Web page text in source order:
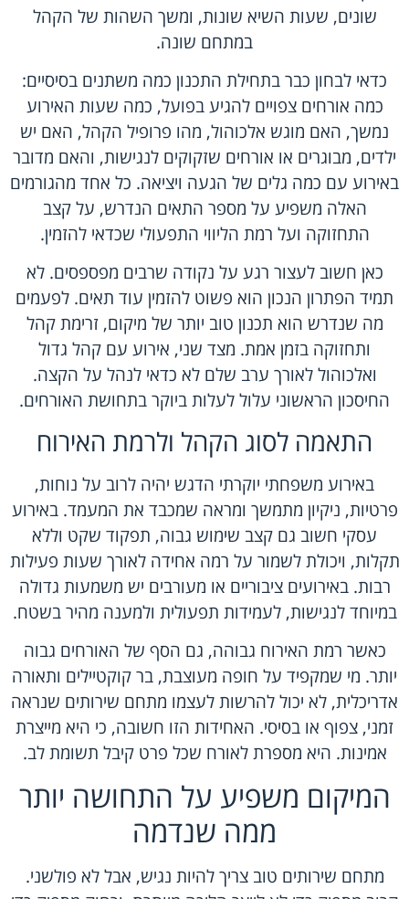
שונים, שעות השיא שונות, ומשך השהות של הקהל
במתחם שונה.
כדאי לבחון כבר בתחילת התכנון כמה משתנים בסיסיים:
כמה אורחים צפויים להגיע בפועל, כמה שעות האירוע
נמשך, האם מוגש אלכוהול, מהו פרופיל הקהל, האם יש
ילדים, מבוגרים או אורחים שזקוקים לנגישות, והאם מדובר
באירוע עם כמה גלים של הגעה ויציאה. כל אחד מהגורמים
האלה משפיע על מספר התאים הנדרש, על קצב
התחזוקה ועל רמת הליווי התפעולי שכדאי להזמין.
כאן חשוב לעצור רגע על נקודה שרבים מפספסים. לא
תמיד הפתרון הנכון הוא פשוט להזמין עוד תאים. לפעמים
מה שנדרש הוא תכנון טוב יותר של מיקום, זרימת קהל
ותחזוקה בזמן אמת. מצד שני, אירוע עם קהל גדול
ואלכוהול לאורך ערב שלם לא כדאי לנהל על הקצה.
החיסכון הראשוני עלול לעלות ביוקר בתחושת האורחים.
התאמה לסוג הקהל ולרמת האירוח
באירוע משפחתי יוקרתי הדגש יהיה לרוב על נוחות,
פרטיות, ניקיון מתמשך ומראה שמכבד את המעמד. באירוע
עסקי חשוב גם קצב שימוש גבוה, תפקוד שקט וללא
תקלות, ויכולת לשמור על רמה אחידה לאורך שעות פעילות
רבות. באירועים ציבוריים או מעורבים יש משמעות גדולה
במיוחד לנגישות, לעמידות תפעולית ולמענה מהיר בשטח.
כאשר רמת האירוח גבוהה, גם הסף של האורחים גבוה
יותר. מי שמקפיד על חופה מעוצבת, בר קוקטיילים ותאורה
אדריכלית, לא יכול להרשות לעצמו מתחם שירותים שנראה
זמני, צפוף או בסיסי. האחידות הזו חשובה, כי היא מייצרת
אמינות. היא מספרת לאורח שכל פרט קיבל תשומת לב.
המיקום משפיע על התחושה יותר
ממה שנדמה
מתחם שירותים טוב צריך להיות נגיש, אבל לא פולשני.